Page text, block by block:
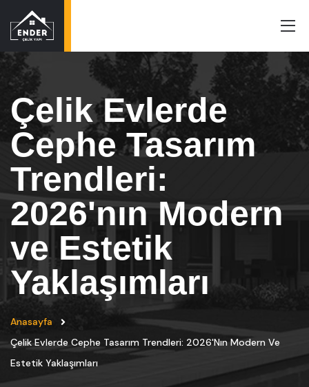
Çelik Evlerde
Cephe Tasarım
Trendleri:
2026'nın Modern
ve Estetik
Yaklaşımları
Anasayfa
Çelik Evlerde Cephe Tasarım Trendleri: 2026'nın Modern Ve
Estetik Yaklaşımları